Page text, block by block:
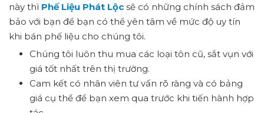
này thì Phế Liệu Phát Lộc sẽ có những chính sách đảm
bảo với bạn để bạn có thể yên tâm về mức độ uy tín
khi bán phế liệu cho chúng tôi.
Chúng tôi luôn thu mua các loại tôn cũ, sắt vụn với
giá tốt nhất trên thị trường.
Cam kết có nhân viên tư vấn rõ ràng và có bảng
giá cụ thể để bạn xem qua trước khi tiến hành hợp